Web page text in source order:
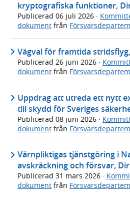
kryptografiska funktioner,
Publicerad 06 juli 2026 ·
dokument från
Vägval för framtida
Publicerad 26 juni 2026 ·
dokument från
Uppdrag att utreda ett nytt
till skydd för Sveriges
Publicerad 08 juni 2026 ·
dokument från
Värnpliktigas tjänstgöring i
avskräckning och försvar,
Publicerad 31 mars 2026 ·
dokument från